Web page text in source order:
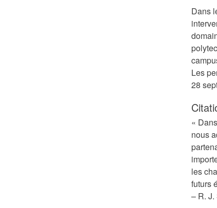
Dans
Les
28
«
nous
les
futurs
– R.